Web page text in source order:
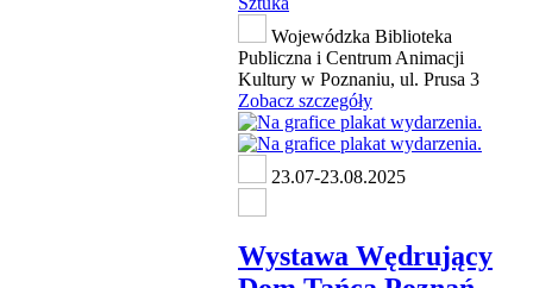
Wojewódzka Biblioteka
Publiczna i Centrum Animacji
Kultury w Poznaniu, ul. Prusa 3
Zobacz szczegóły
23.07-23.08.2025
Wystawa Wędrujący